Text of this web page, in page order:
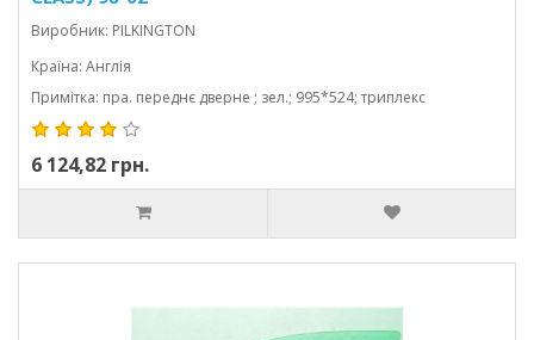
Виробник: PILKINGTON
Країна: Англія
Примітка: пра. переднє дверне ; зел.; 995*524; триплекс
6 124,82 грн.